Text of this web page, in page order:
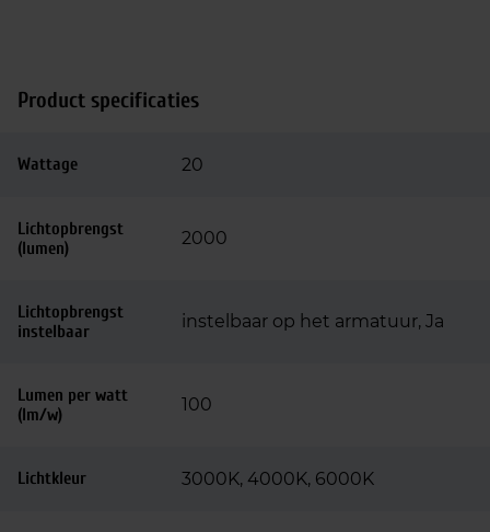
Product specificaties
Wattage 20
Lichtopbrengst
(lumen)
2000
Lichtopbrengst
instelbaar
instelbaar op het armatuur, Ja
Lumen per watt
(lm/w)
100
Lichtkleur 3000K, 4000K, 6000K